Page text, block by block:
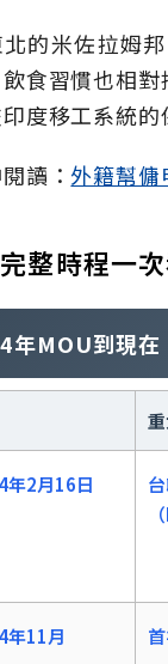
的米佐拉姆
食習慣也相
度移工系統
讀： 外籍幫傭
整時程一
年MOU到現在
年2月16日
年11月